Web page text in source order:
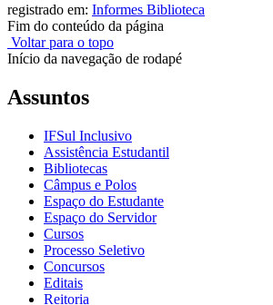
registrado em: Informes Biblioteca
Fim do conteúdo da página
Voltar para o topo
Início da navegação de rodapé
Assuntos
IFSul Inclusivo
Assistência Estudantil
Bibliotecas
Câmpus e Polos
Espaço do Estudante
Espaço do Servidor
Cursos
Processo Seletivo
Concursos
Editais
Reitoria